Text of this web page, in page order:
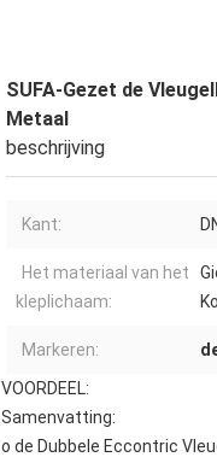
SUFA-Gezet de
Metaal
beschrijving
Kant:
Het materiaal van het
kleplichaam:
Markeren:
VOORDEEL:
Samenvatting:
o de Dubbele Eccontric